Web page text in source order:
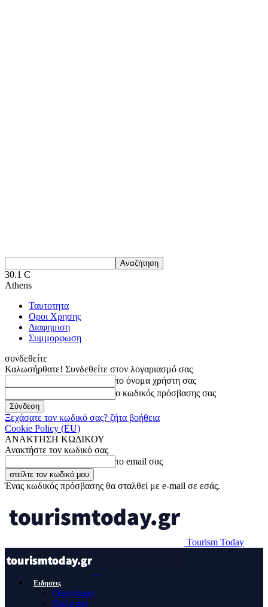
30.1 C
Athens
Ταυτοτητα
Οροι Χρησης
Διαφημιση
Συμμορφωση
συνδεθείτε
Καλωσήρθατε! Συνδεθείτε στον λογαριασμό σας
το όνομα χρήστη σας
ο κωδικός πρόσβασης σας
Ξεχάσατε τον κωδικό σας? ζήτα βοήθεια
Cookie Policy (EU)
ΑΝΑΚΤΗΣΗ ΚΩΔΙΚΟΥ
Ανακτήστε τον κωδικό σας
το email σας
Ένας κωδικός πρόσβασης θα σταλθεί με e-mail σε εσάς.
Tourism Today
Ειδησεις
Οικονομια
Πολιτικη